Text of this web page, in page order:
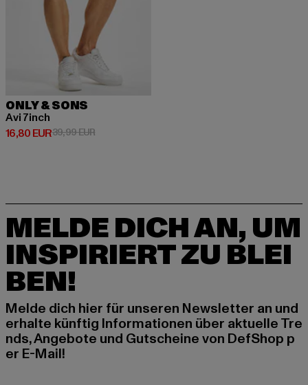
ONLY & SONS
Avi 7inch
16,80 EUR
Derzeitiger Preis: 16,80 EUR
39,99 EURAktionspreis: 39,99 EUR
MELDE DICH AN, UM
INSPIRIERT ZU BLEI
BEN!
Melde dich hier für unseren Newsletter an und
erhalte künftig Informationen über aktuelle Tre
nds, Angebote und Gutscheine von DefShop p
er E-Mail!